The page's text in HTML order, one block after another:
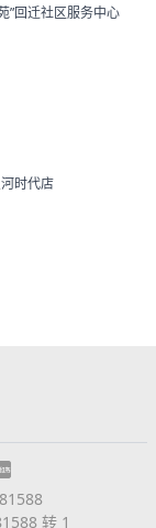
”回迁社区服务中心
时代店
转 1